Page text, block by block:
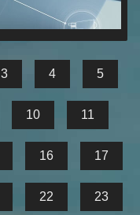
3 4 5
10 11
16 17
22 23